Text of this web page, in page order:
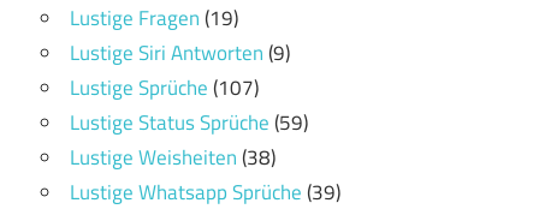
Lustige Fragen(19)
Lustige Siri Antworten(9)
Lustige Sprüche(107)
Lustige Status Sprüche(59)
Lustige Weisheiten(38)
Lustige Whatsapp Sprüche(39)